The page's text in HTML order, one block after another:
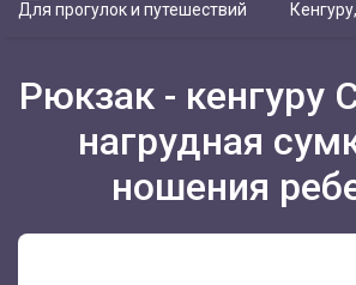
Для прогулок и путешествий
Рюкзак - кенгуру
нагрудная
ношения